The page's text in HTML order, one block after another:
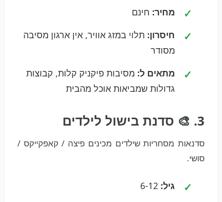
מחיר: חינם
חיסרון: תלוי במזג אוויר, אין ארגון מסיבה
מסודר
מתאים ל: מסיבות פיקניק קלות, קבוצות
גדולות שמביאות אוכל מהבית
3. 🎨 סדנת בישול לילדים
סדנאות מסחריות שילדים מכינים פיצה / קאפקייקס /
סושי.
גיל: